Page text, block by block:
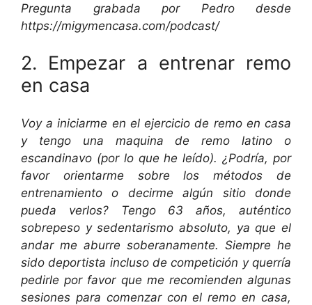
Pregunta grabada por Pedro desde
https://migymencasa.com/podcast/
2. Empezar a entrenar remo
en casa
Voy a iniciarme en el ejercicio de remo en casa
y tengo una maquina de remo latino o
escandinavo (por lo que he leído). ¿Podría, por
favor orientarme sobre los métodos de
entrenamiento o decirme algún sitio donde
pueda verlos? Tengo 63 años, auténtico
sobrepeso y sedentarismo absoluto, ya que el
andar me aburre soberanamente. Siempre he
sido deportista incluso de competición y querría
pedirle por favor que me recomienden algunas
sesiones para comenzar con el remo en casa,